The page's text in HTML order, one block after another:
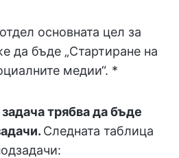
основната цел за
да бъде „Стартиране на
медии“. *
трябва да бъде
Следната таблица